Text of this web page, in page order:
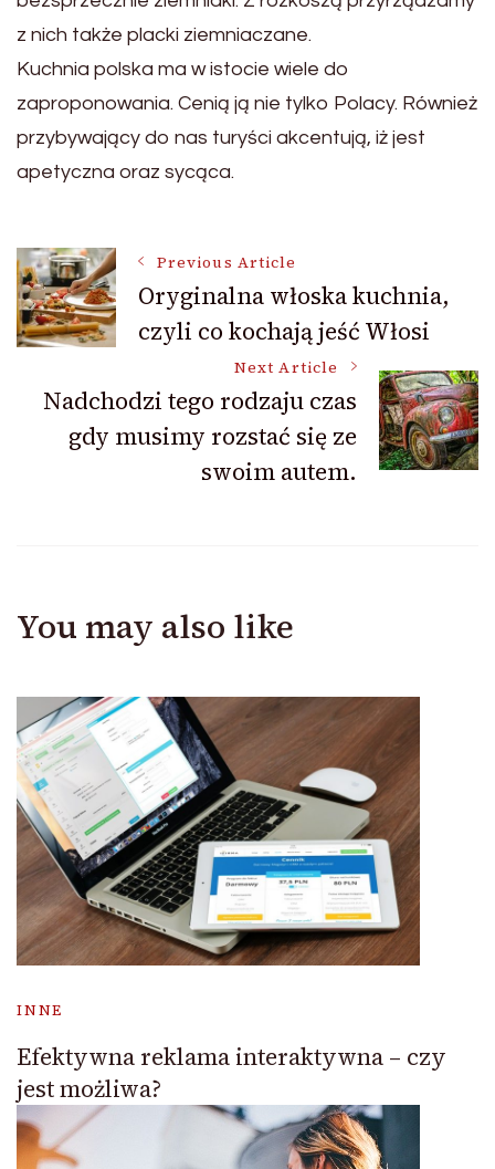
z nich także placki ziemniaczane.
Kuchnia polska ma w istocie wiele do
zaproponowania. Cenią ją nie tylko Polacy. Również
przybywający do nas turyści akcentują, iż jest
apetyczna oraz sycąca.
Post
Navigation
Previous Article
Oryginalna włoska kuchnia,
czyli co kochają jeść Włosi
Next Article
Nadchodzi tego rodzaju czas
gdy musimy rozstać się ze
swoim autem.
You may also like
INNE
Efektywna reklama interaktywna – czy
jest możliwa?